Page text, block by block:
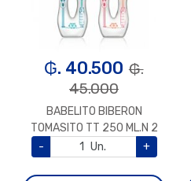
₲. 40.500 ₲.
45.000
BABELITO BIBERON
TOMASITO TT 250 ML.N 2
-
Un. +